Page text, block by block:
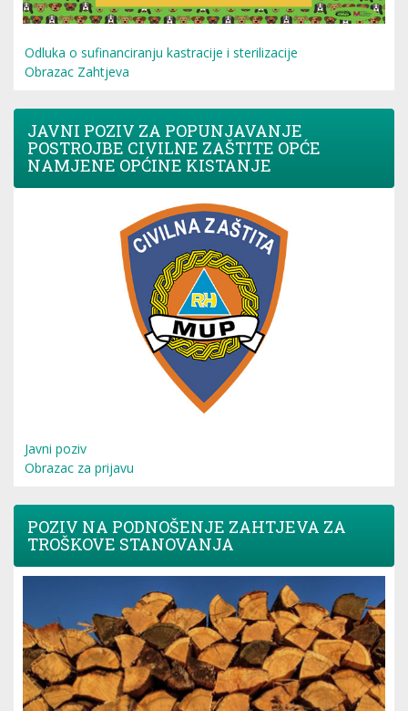
Odluka o sufinanciranju kastracije i sterilizacije
Obrazac Zahtjeva
JAVNI POZIV ZA POPUNJAVANJE
POSTROJBE CIVILNE ZAŠTITE OPĆE
NAMJENE OPĆINE KISTANJE
Javni poziv
Obrazac za prijavu
POZIV NA PODNOŠENJE ZAHTJEVA ZA
TROŠKOVE STANOVANJA